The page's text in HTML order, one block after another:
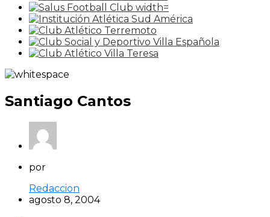
Santiago Cantos
por
Redaccion
agosto 8, 2004